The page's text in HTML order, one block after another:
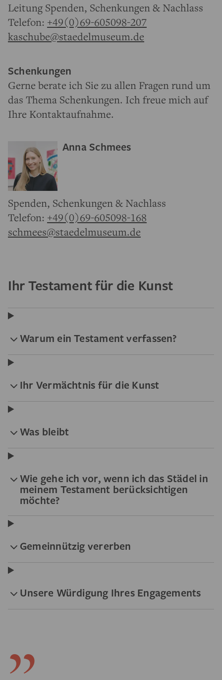
Leitung Spenden, Schenkungen & Nachlass
Telefon: +49(0)69-605098-207
kaschube@staedelmuseum.de
Schenkungen
Gerne berate ich Sie zu allen Fragen rund um
das Thema Schenkungen. Ich freue mich auf
Ihre Kontaktaufnahme.
Anna Schmees
Spenden, Schenkungen & Nachlass
Telefon: +49(0)69-605098-168
schmees@staedelmuseum.de
Ihr Testament für die Kunst
Warum ein Testament verfassen?
Ihr Vermächtnis für die Kunst
Was bleibt
Wie gehe ich vor, wenn ich das Städel in
meinem Testament berücksichtigen
möchte?
Gemeinnützig vererben
Unsere Würdigung Ihres Engagements